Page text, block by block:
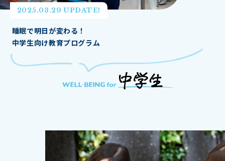
2025.03.29 UPDATE!
睡眠で明日が変わる！
中学生向け教育プログラム